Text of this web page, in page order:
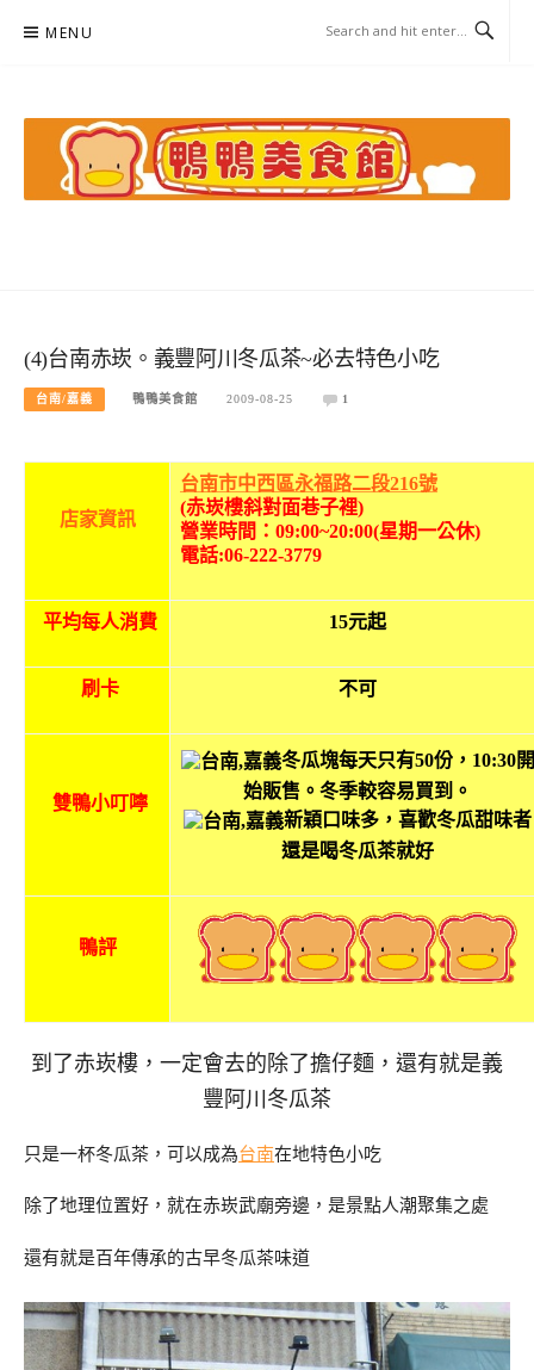
MENU
(4)台南赤崁。義豐阿川冬瓜茶~必去特色小吃
台南/嘉義 鴨鴨美食館 2009-08-25 1
店家資訊
台南市中西區永福路二段216號
(赤崁樓斜對面巷子裡)
營業時間：09:00~20:00(星期一公休)
電話:06-222-3779
平均每人消費 15元起
刷卡 不可
雙鴨小叮嚀
冬瓜塊每天只有50份，10:30開
始販售。冬季較容易買到。
新穎口味多，喜歡冬瓜甜味者
還是喝冬瓜茶就好
鴨評
到了赤崁樓，一定會去的除了擔仔麵，還有就是義
豐阿川冬瓜茶
只是一杯冬瓜茶，可以成為台南在地特色小吃
除了地理位置好，就在赤崁武廟旁邊，是景點人潮聚集之處
還有就是百年傳承的古早冬瓜茶味道